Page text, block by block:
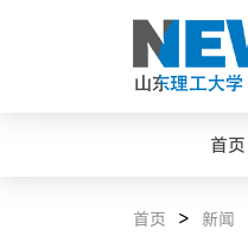
首页
首页 > 新闻